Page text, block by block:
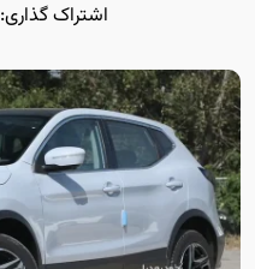
اشتراک گذاری: